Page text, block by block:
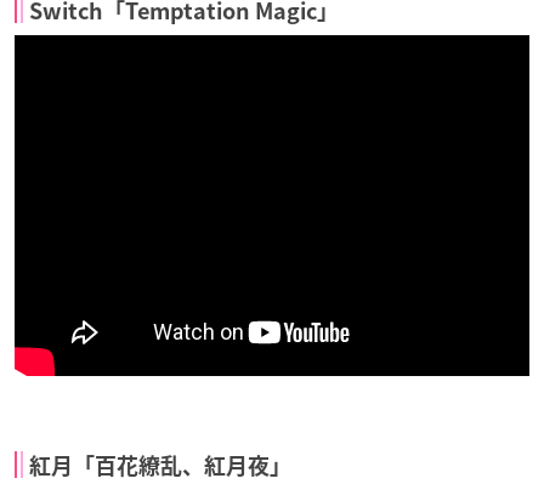
Switch「Temptation Magic」
紅月「百花繚乱、紅月夜」